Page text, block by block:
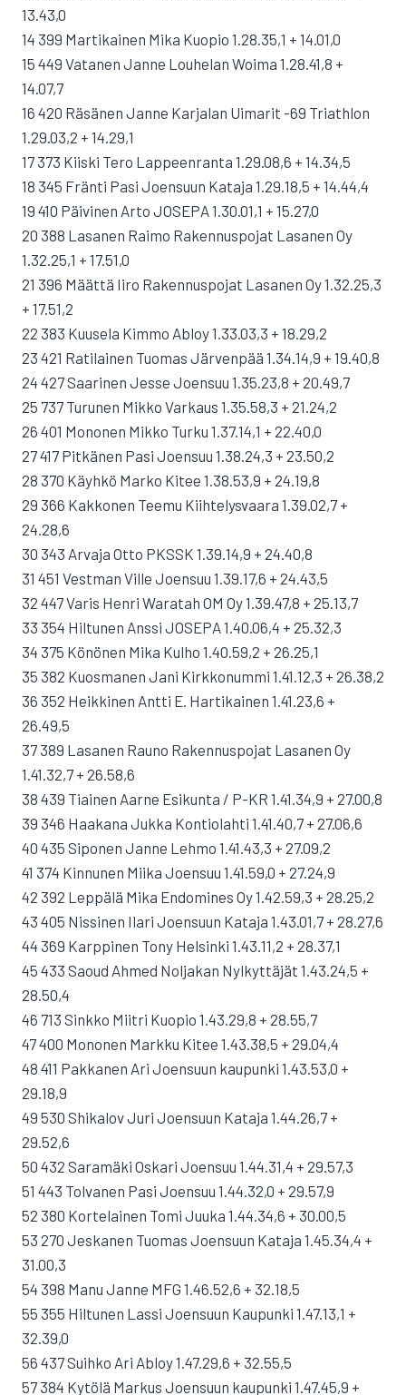
13.43,0
14 399 Martikainen Mika Kuopio 1.28.35,1 + 14.01,0
15 449 Vatanen Janne Louhelan Woima 1.28.41,8 +
14.07,7
16 420 Räsänen Janne Karjalan Uimarit -69 Triathlon
1.29.03,2 + 14.29,1
17 373 Kiiski Tero Lappeenranta 1.29.08,6 + 14.34,5
18 345 Fränti Pasi Joensuun Kataja 1.29.18,5 + 14.44,4
19 410 Päivinen Arto JOSEPA 1.30.01,1 + 15.27,0
20 388 Lasanen Raimo Rakennuspojat Lasanen Oy
1.32.25,1 + 17.51,0
21 396 Määttä Iiro Rakennuspojat Lasanen Oy 1.32.25,3
+ 17.51,2
22 383 Kuusela Kimmo Abloy 1.33.03,3 + 18.29,2
23 421 Ratilainen Tuomas Järvenpää 1.34.14,9 + 19.40,8
24 427 Saarinen Jesse Joensuu 1.35.23,8 + 20.49,7
25 737 Turunen Mikko Varkaus 1.35.58,3 + 21.24,2
26 401 Mononen Mikko Turku 1.37.14,1 + 22.40,0
27 417 Pitkänen Pasi Joensuu 1.38.24,3 + 23.50,2
28 370 Käyhkö Marko Kitee 1.38.53,9 + 24.19,8
29 366 Kakkonen Teemu Kiihtelysvaara 1.39.02,7 +
24.28,6
30 343 Arvaja Otto PKSSK 1.39.14,9 + 24.40,8
31 451 Vestman Ville Joensuu 1.39.17,6 + 24.43,5
32 447 Varis Henri Waratah OM Oy 1.39.47,8 + 25.13,7
33 354 Hiltunen Anssi JOSEPA 1.40.06,4 + 25.32,3
34 375 Könönen Mika Kulho 1.40.59,2 + 26.25,1
35 382 Kuosmanen Jani Kirkkonummi 1.41.12,3 + 26.38,2
36 352 Heikkinen Antti E. Hartikainen 1.41.23,6 +
26.49,5
37 389 Lasanen Rauno Rakennuspojat Lasanen Oy
1.41.32,7 + 26.58,6
38 439 Tiainen Aarne Esikunta / P-KR 1.41.34,9 + 27.00,8
39 346 Haakana Jukka Kontiolahti 1.41.40,7 + 27.06,6
40 435 Siponen Janne Lehmo 1.41.43,3 + 27.09,2
41 374 Kinnunen Miika Joensuu 1.41.59,0 + 27.24,9
42 392 Leppälä Mika Endomines Oy 1.42.59,3 + 28.25,2
43 405 Nissinen Ilari Joensuun Kataja 1.43.01,7 + 28.27,6
44 369 Karppinen Tony Helsinki 1.43.11,2 + 28.37,1
45 433 Saoud Ahmed Noljakan Nylkyttäjät 1.43.24,5 +
28.50,4
46 713 Sinkko Miitri Kuopio 1.43.29,8 + 28.55,7
47 400 Mononen Markku Kitee 1.43.38,5 + 29.04,4
48 411 Pakkanen Ari Joensuun kaupunki 1.43.53,0 +
29.18,9
49 530 Shikalov Juri Joensuun Kataja 1.44.26,7 +
29.52,6
50 432 Saramäki Oskari Joensuu 1.44.31,4 + 29.57,3
51 443 Tolvanen Pasi Joensuu 1.44.32,0 + 29.57,9
52 380 Kortelainen Tomi Juuka 1.44.34,6 + 30.00,5
53 270 Jeskanen Tuomas Joensuun Kataja 1.45.34,4 +
31.00,3
54 398 Manu Janne MFG 1.46.52,6 + 32.18,5
55 355 Hiltunen Lassi Joensuun Kaupunki 1.47.13,1 +
32.39,0
56 437 Suihko Ari Abloy 1.47.29,6 + 32.55,5
57 384 Kytölä Markus Joensuun kaupunki 1.47.45,9 +